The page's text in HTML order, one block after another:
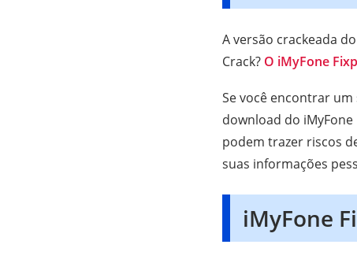
A versão crackeada
Crack? O iMyFone
Se você encontrar
download do
podem trazer riscos
suas informações
iMyFone